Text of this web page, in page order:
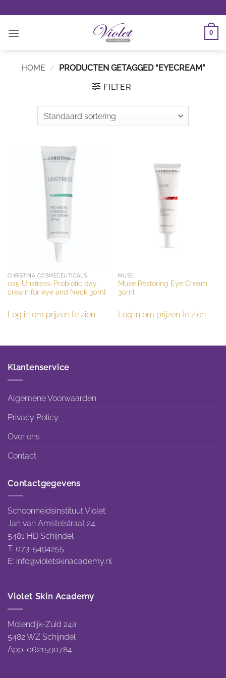
naar
inhoud
0
HOME / PRODUCTEN GETAGGED “EYECREAM”
FILTER
CHRISTINA COSMECEUTICALS
025 Unstress-Probiotic day
cream for eye and Neck 30ml
Log in om prijzen te zien
MUSE
Muse Restoring Eye Cream
30ml
Log in om prijzen te zien
Klantenservice
Algemene Voorwaarden
Privacy Policy
Over ons
Contact
Contactgegevens
Schoonheidsinstituut Violet
Jan van Amstelstraat 24
5481 HD Schijndel
T: 073-5494255
E: info@violetskinacademy.nl
Violet Skin Academy
Molendijk-Zuid 24a
5482 WZ Schijndel
App: 0621590784